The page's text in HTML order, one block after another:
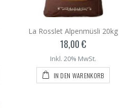
La Rosslet Alpenmüsli 20kg
18,00 €
Inkl. 20% MwSt.
IN DEN WARENKORB